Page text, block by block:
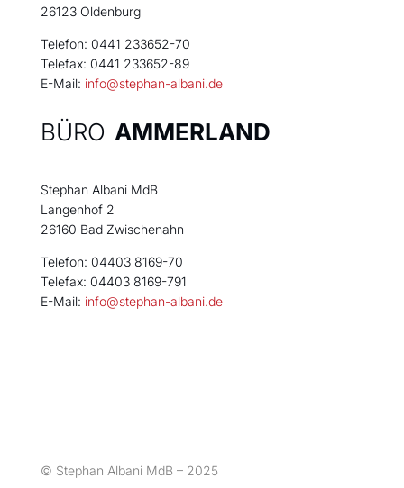
26123 Oldenburg
Telefon: 0441 233652-70
Telefax: 0441 233652-89
E-Mail: info@stephan-albani.de
BÜRO AMMERLAND
Stephan Albani MdB
Langenhof 2
26160 Bad Zwischenahn
Telefon: 04403 8169-70
Telefax: 04403 8169-791
E-Mail: info@stephan-albani.de
© Stephan Albani MdB – 2025